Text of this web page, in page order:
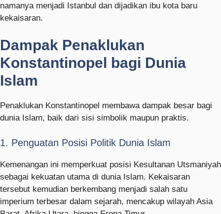
namanya menjadi Istanbul dan dijadikan ibu kota baru
kekaisaran.
Dampak Penaklukan
Konstantinopel bagi Dunia
Islam
Penaklukan Konstantinopel membawa dampak besar bagi
dunia Islam, baik dari sisi simbolik maupun praktis.
1. Penguatan Posisi Politik Dunia Islam
Kemenangan ini memperkuat posisi Kesultanan Utsmaniyah
sebagai kekuatan utama di dunia Islam. Kekaisaran
tersebut kemudian berkembang menjadi salah satu
imperium terbesar dalam sejarah, mencakup wilayah Asia